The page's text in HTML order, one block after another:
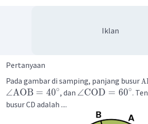
Iklan
Pertanyaan
Pada gambar di samping, panjang busur
∠AOB = 40∘, dan ∠COD = 60∘.
busur CD adalah ....